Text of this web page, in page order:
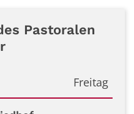
Pastoralen
Freitag